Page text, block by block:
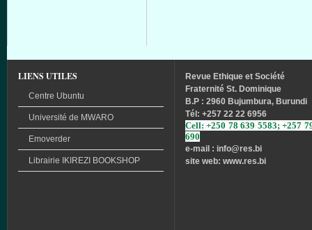
LIENS UTILES
Centre Ubuntu
Université de MWARO
Emoverder
Librairie IKIREZI BOOKSHOP
Revue Ethique et Société
Fraternité St. Dominique
B.P : 2960 Bujumbura, Burundi
Tél : +257 22 22 6956
Cell: +250 78 639 5583; +257
690
e-mail : info@res.bi
site web: www.res.bi